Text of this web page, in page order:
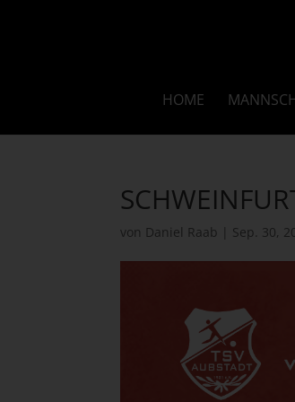
HOME
von Daniel Raab Sep. 30,